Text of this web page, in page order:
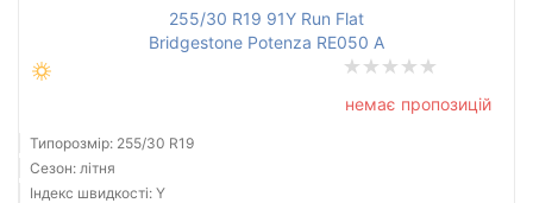
255/30 R19 91Y Run Flat
Bridgestone Potenza RE050 A
немає пропозицій
Типорозмір: 255/30 R19
Сезон: літня
Індекс швидкості: Y
Тип транспортного засобу